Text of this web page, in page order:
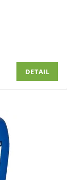
DETAIL